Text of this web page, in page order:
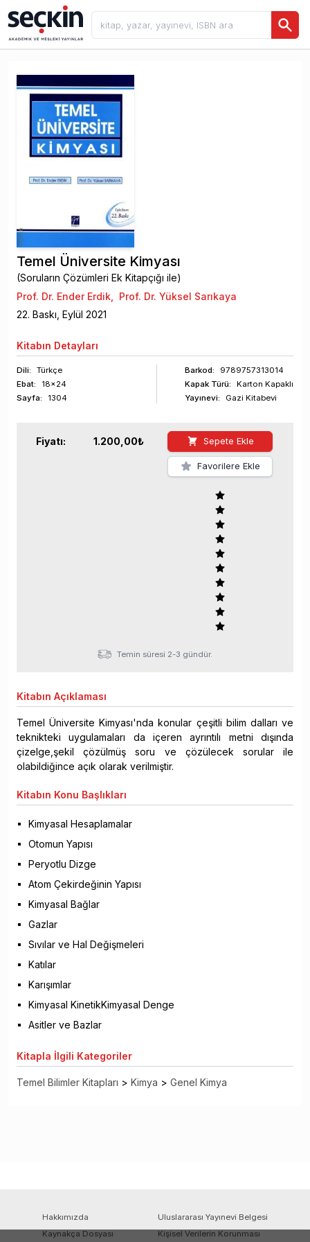
Temel Üniversite Kimyası
(Soruların Çözümleri Ek Kitapçığı ile)
Prof. Dr. Ender Erdik, Prof. Dr. Yüksel Sarıkaya
22. Baskı, Eylül 2021
Kitabın Detayları
Dili:
Türkçe
Ebat:
18x24
Sayfa: 1304
Barkod:
9789757313014
Kapak Türü:
Karton Kapaklı
Yayınevi:
Gazi Kitabevi
Fiyatı: 1.200,00₺ Sepete Ekle
Favorilere Ekle
Temin süresi 2-3 gündür.
Kitabın Açıklaması
Temel Üniversite Kimyası'nda konular çeşitli bilim dalları ve
teknikteki uygulamaları da içeren ayrıntılı metni dışında
çizelge,şekil çözülmüş soru ve çözülecek sorular ile
olabildiğince açık olarak verilmiştir.
Kitabın Konu Başlıkları
Kimyasal Hesaplamalar
Otomun Yapısı
Peryotlu Dizge
Atom Çekirdeğinin Yapısı
Kimyasal Bağlar
Gazlar
Sıvılar ve Hal Değişmeleri
Katılar
Karışımlar
Kimyasal KinetikKimyasal Denge
Asitler ve Bazlar
Kitapla İlgili Kategoriler
Temel Bilimler Kitapları > Kimya > Genel Kimya
Hakkımızda
Uluslararası Yayınevi Belgesi
Kaynakça Dosyası
Kişisel Verilerin Korunması